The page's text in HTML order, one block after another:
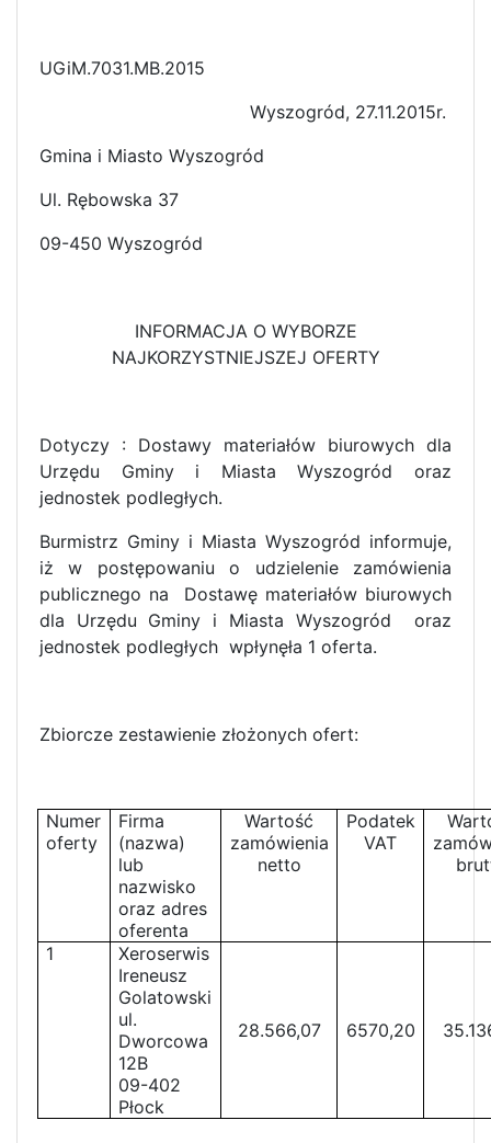
UGiM.7031.MB.2015
Wyszogród, 27.11.2015r.
Gmina i Miasto Wyszogród
Ul. Rębowska 37
09-450 Wyszogród
INFORMACJA O WYBORZE
NAJKORZYSTNIEJSZEJ OFERTY
Dotyczy : Dostawy materiałów biurowych dla
Urzędu Gminy i Miasta Wyszogród oraz
jednostek podległych.
Burmistrz Gminy i Miasta Wyszogród informuje,
iż w postępowaniu o udzielenie zamówienia
publicznego na Dostawę materiałów biurowych
dla Urzędu Gminy i Miasta Wyszogród oraz
jednostek podległych wpłynęła 1 oferta.
Zbiorcze zestawienie złożonych ofert:
Numer
oferty
Firma
(nazwa)
lub
nazwisko
oraz adres
oferenta
Wartość
zamówienia
netto
Podatek
VAT
1
Xeroserwis
Ireneusz
Golatowski
ul.
Dworcowa
12B
09-402
Płock
28.566,07 6570,20